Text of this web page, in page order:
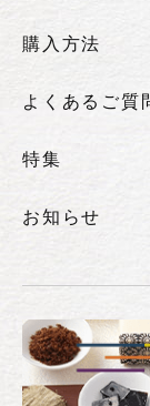
購入方法
よくあるご質
特集
お知らせ